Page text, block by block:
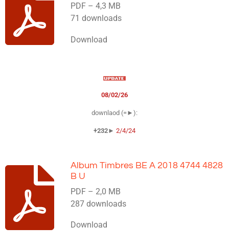
PDF – 4,3 MB
71 downloads
Download
08/02/26
downlaod (=►):
+232► 2/4/24
Album Timbres BE A 2018 4744 4828
B U
PDF – 2,0 MB
287 downloads
Download